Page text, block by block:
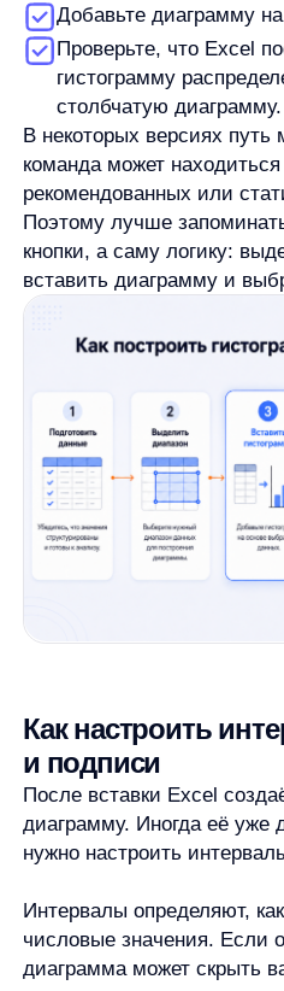
Как настроить
и подписи
После вставки Excel создаёт
диаграмму. Иногда её уже
нужно настроить интервалы,
Интервалы определяют, как
числовые значения. Если они
диаграмма может скрыть
слишком узкие, получится
и общую картину будет труднее
Первая— ширина
Изменение ширины может
вид распределения.
Вторая
— количество
удобнее управлять не
групп, на которые Excel
Третья
— граничные
когда важно отдельно
в зависимости от версии и
и граничные интервалы.